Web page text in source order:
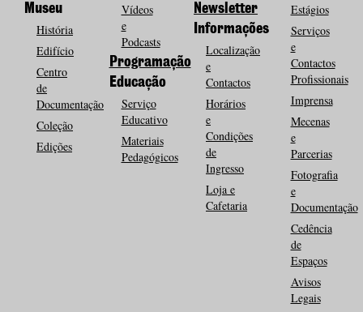
Museu
História
Edifício
Centro
de
Documentação
Coleção
Edições
Vídeos
e
Podcasts
Programação
Educação
Serviço
Educativo
Materiais
Pedagógicos
Newsletter
Informações
Localização
e
Contactos
Horários
e
Condições
de
Ingresso
Loja e
Cafetaria
Estágios
Serviços
e
Contactos
Profissionais
Imprensa
Mecenas
e
Parcerias
Fotografia
e
Documentação
Cedência
de
Espaços
Avisos
Legais